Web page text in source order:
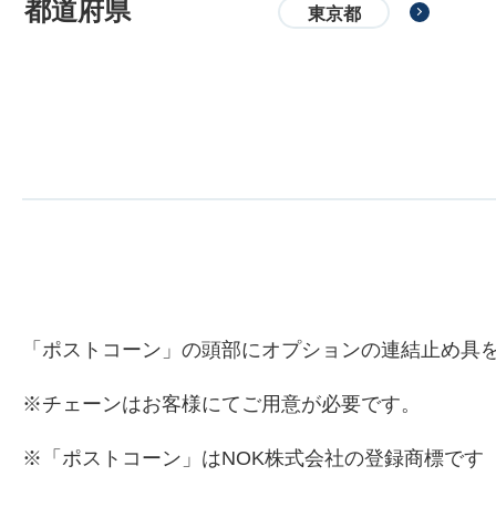
都道府県 東京都
「ポストコーン」の頭部にオプションの連結止め
※チェーンはお客様にてご用意が必要です。
※「ポストコーン」はNOK株式会社の登録商標です